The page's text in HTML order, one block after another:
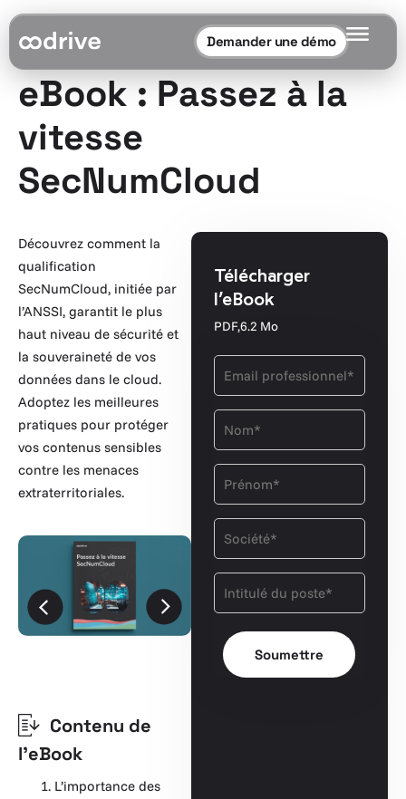
Demander une démo
eBook : Passez à la
vitesse
SecNumCloud
Découvrez comment la
qualification
SecNumCloud, initiée par
l’ANSSI, garantit le plus
haut niveau de sécurité et
la souveraineté de vos
données dans le cloud.
Adoptez les meilleures
pratiques pour protéger
vos contenus sensibles
contre les menaces
extraterritoriales.
Contenu de
l'eBook
L’importance des
Télécharger
l’eBook
PDF,6.2 Mo